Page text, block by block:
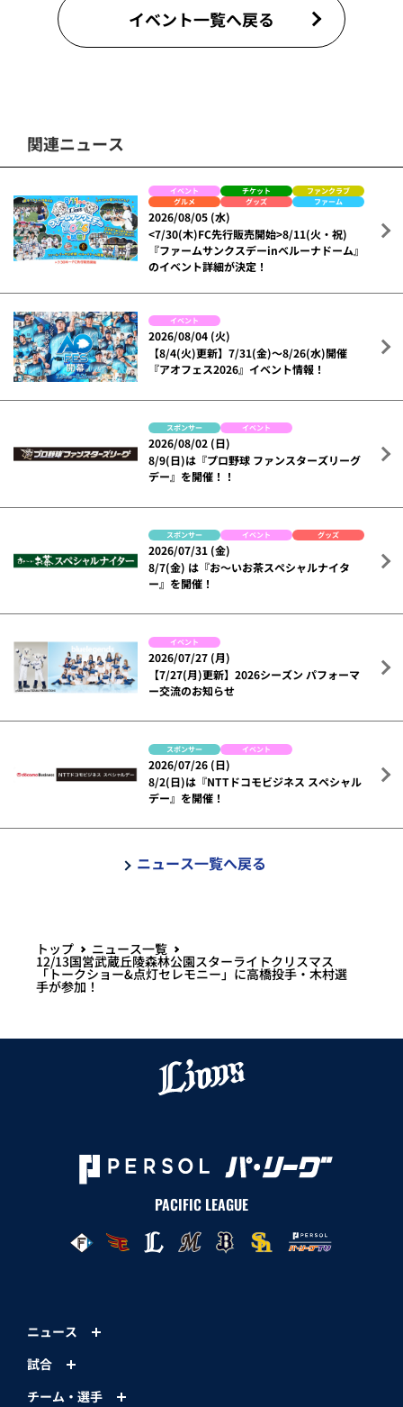
イベント一覧へ戻る
関連ニュース
イベント チケット
ファンクラブ
グルメ
グッズ ファーム
2026/08/05 (水)
<7/30(木)FC先行販売開始>8/11(火・祝)
『ファームサンクスデーinベルーナドーム』
のイベント詳細が決定！
イベント
2026/08/04 (火)
【8/4(火)更新】7/31(金)～8/26(水)開催
『アオフェス2026』イベント情報！
スポンサー イベント
2026/08/02 (日)
8/9(日)は『プロ野球 ファンスターズリーグ
デー』を開催！！
スポンサー イベント グッズ
2026/07/31 (金)
8/7(金) は『お～いお茶スペシャルナイタ
ー』を開催！
イベント
2026/07/27 (月)
【7/27(月)更新】2026シーズン パフォーマ
ー交流のお知らせ
スポンサー イベント
2026/07/26 (日)
8/2(日)は『NTTドコモビジネス スペシャル
デー』を開催！
ニュース一覧へ戻る
トップ ニュース一覧
12/13国営武蔵丘陵森林公園スターライトクリスマス
「トークショー&点灯セレモニー」に高橋投手・木村選
手が参加！
PACIFIC LEAGUE
ニュース
試合
チーム・選手